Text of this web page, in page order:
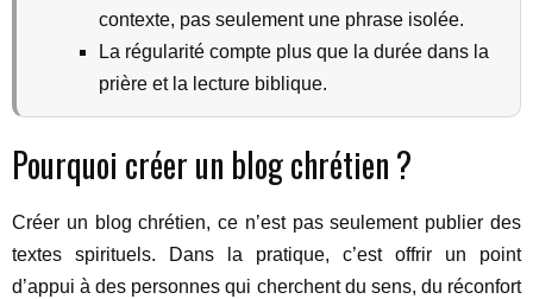
contexte, pas seulement une phrase isolée.
La régularité compte plus que la durée dans la
prière et la lecture biblique.
Pourquoi créer un blog chrétien ?
Créer un blog chrétien, ce n’est pas seulement publier des
textes spirituels. Dans la pratique, c’est offrir un point
d’appui à des personnes qui cherchent du sens, du réconfort